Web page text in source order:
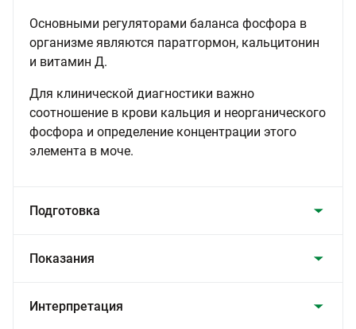
Основными регуляторами баланса фосфора в
организме являются паратгормон, кальцитонин
и витамин Д.
Для клинической диагностики важно
соотношение в крови кальция и неорганического
фосфора и определение концентрации этого
элемента в моче.
Подготовка
Показания
Интерпретация